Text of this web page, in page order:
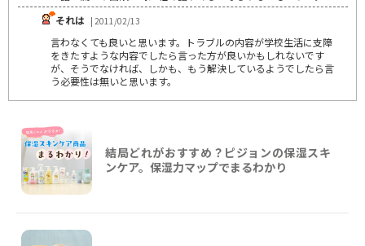
それは | 2011/02/13
言わなくても良いと思います。トラブルの内容が学校生活に支障
をきたすような内容でしたら言った方が良いかもしれないです
が、そうでなければ、しかも、もう解決しているようでしたら言
う必要性は無いと思います。
結局どれがおすすめ？ピジョンの保湿スキ
ンケア。保湿力マップでまるわかり